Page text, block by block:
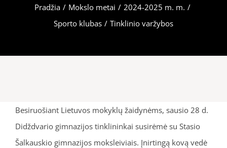
Pradžia / Mokslo metai / 2024-2025 m. m. /
Sporto klubas / Tinklinio varžybos
Besiruošiant Lietuvos mokyklų žaidynėms, sausio 28 d.
Didždvario gimnazijos tinklininkai susirėmė su Stasio
Šalkauskio gimnazijos moksleiviais. Įnirtingą kovą vedė